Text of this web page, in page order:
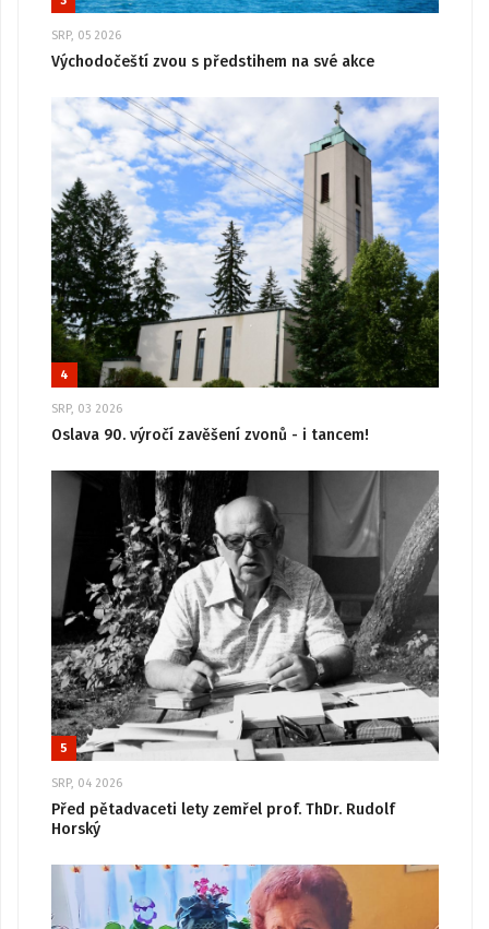
SRP, 05 2026
Východočeští zvou s předstihem na své akce
4
SRP, 03 2026
Oslava 90. výročí zavěšení zvonů - i tancem!
5
SRP, 04 2026
Před pětadvaceti lety zemřel prof. ThDr. Rudolf
Horský